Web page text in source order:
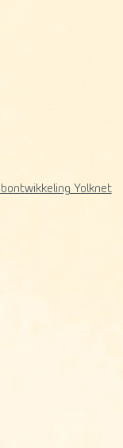
Yolknet